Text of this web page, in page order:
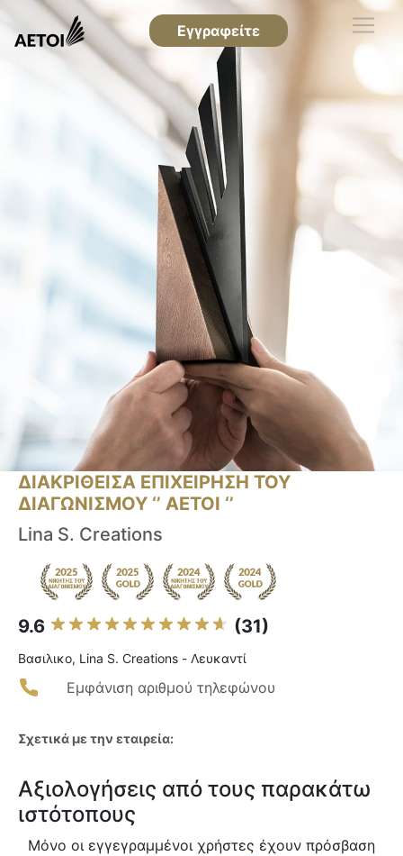
Εγγραφείτε
ΔΙΑΚΡΙΘΕΙΣΑ ΕΠΙΧΕΙΡΗΣΗ ΤΟΥ
ΔΙΑΓΩΝΙΣΜΟΥ ‘’ ΑΕΤΟΙ ‘’
Lina S. Creations
9.6 (31)
Βασιλικο, Lina S. Creations - Λευκαντί
Εμφάνιση αριθμού τηλεφώνου
Σχετικά με την εταιρεία:
Αξιολογήσεις από τους παρακάτω
ιστότοπους
Μόνο οι εγγεγραμμένοι χρήστες έχουν πρόσβαση